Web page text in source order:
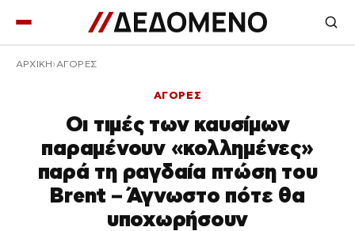
ΑΡΧΙΚΉ ΑΓΟΡΕΣ
ΑΓΟΡΕΣ
Οι τιμές των καυσίμων
παραμένουν «κολλημένες»
παρά τη ραγδαία πτώση του
Brent – Άγνωστο πότε θα
υποχωρήσουν